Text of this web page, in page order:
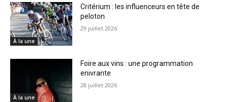
À la une
Critérium : les influenceurs en tête de
peloton
29 juillet 2026
À la une
Foire aux vins : une programmation
enivrante
28 juillet 2026